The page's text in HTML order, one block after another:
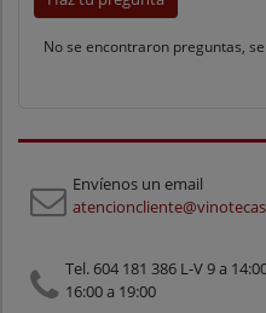
No se encontraron preguntas,
Envíenos un email
Tel. 604 181 386 L-V 9 a
16:00 a 19:00